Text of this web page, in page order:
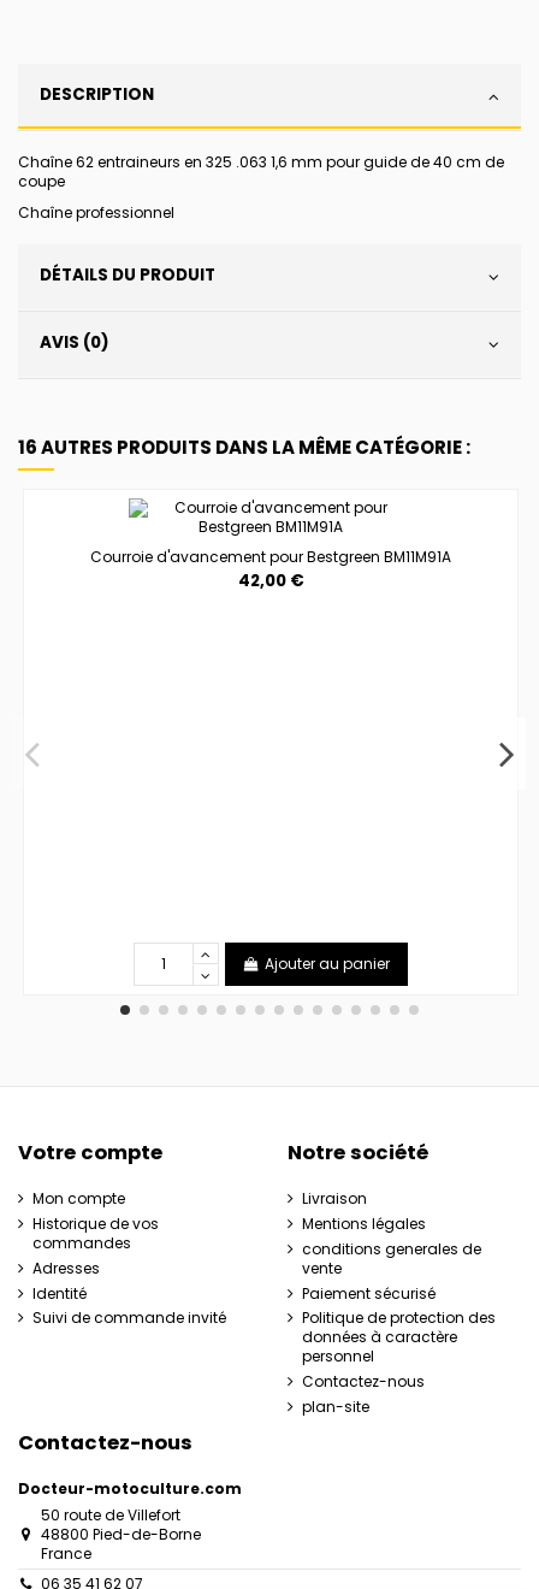
DESCRIPTION
Chaîne 62 entraineurs en 325 .063 1,6 mm pour guide de 40 cm de
coupe
Chaîne professionnel
DÉTAILS DU PRODUIT
AVIS (0)
16 AUTRES PRODUITS DANS LA MÊME CATÉGORIE :
Courroie d'avancement pour Bestgreen BM11M91A
42,00 €
Ajouter au panier
Votre compte
Mon compte
Historique de vos
commandes
Adresses
Identité
Suivi de commande invité
Notre société
Livraison
Mentions légales
conditions generales de
vente
Paiement sécurisé
Politique de protection des
données à caractère
personnel
Contactez-nous
plan-site
Contactez-nous
Docteur-motoculture.com
50 route de Villefort
48800 Pied-de-Borne
France
06 35 41 62 07